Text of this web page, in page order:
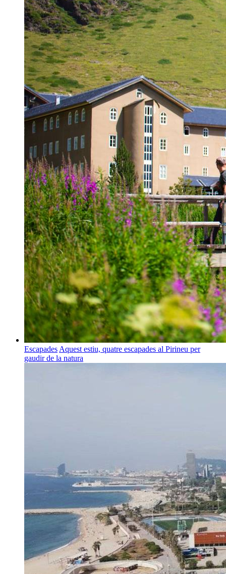
Escapades Aquest estiu, quatre escapades al Pirineu per
gaudir de la natura